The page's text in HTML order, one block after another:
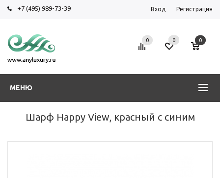
+7 (495) 989-73-39 Вход Регистрация
МЕНЮ
0 0 0
Шарф Happy View, красный с синим